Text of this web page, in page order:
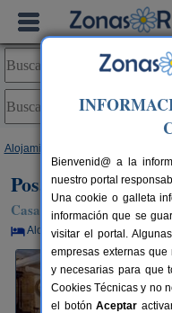
Alojamientos
Posada de
Casa Rural en Sajazarra
Alquiler por habitaciones
Bienvenid@ a la
nuestro portal
Una cookie o galleta
información que se
visitar el portal.
empresas externas
y necesarias para que
Cookies Técnicas y no
el botónAceptar